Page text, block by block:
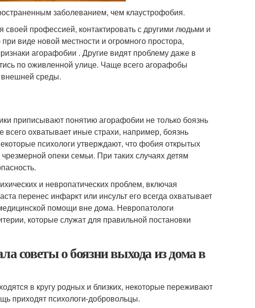
заболеванием, чем клаустрофобия.
профессией, контактировать с другими людьми и
виде новой местности и огромного простора,
агорафобии . Другие видят проблему даже в
по оживленной улице. Чаще всего агорафобы
внешней среды.
приписывают понятию агорафобии не только боязнь
всего охватывает иные страхи, например, боязнь
психологи утверждают, что фобия открытых
опеки семьи. При таких случаях детям
и невропатических проблем, включая
перенес инфаркт или инсульт его всегда охватывает
помощи вне дома. Невропатологи
которые служат для правильной постановки
советы о боязни выхода из дома в
в кругу родных и близких, некоторые переживают
приходят психологи-добровольцы.